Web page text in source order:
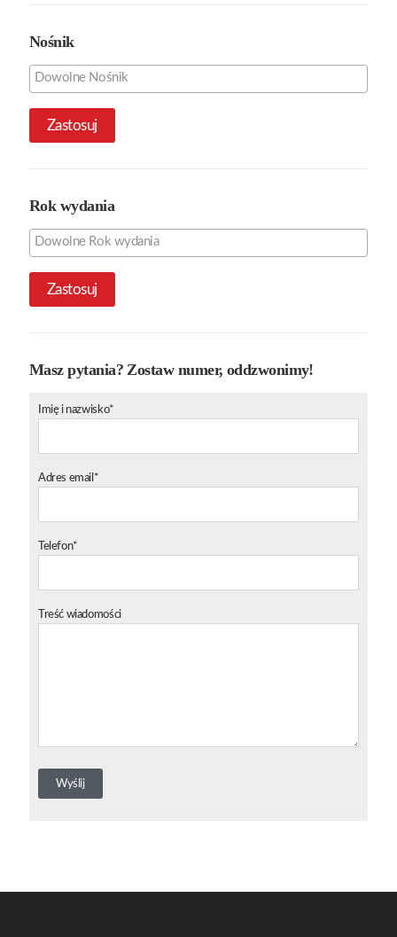
Nośnik
Zastosuj
Rok wydania
Zastosuj
Masz pytania? Zostaw numer, oddzwonimy!
Imię i nazwisko*
Adres email*
Telefon*
Treść wiadomości